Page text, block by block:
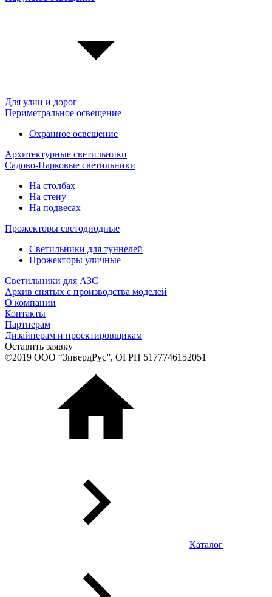
Для улиц и дорог
Периметральное освещение
Охранное освещение
Архитектурные светильники
Садово-Парковые светильники
На столбах
На стену
На подвесах
Прожекторы светодиодные
Светильники для туннелей
Прожекторы уличные
Светильники для АЗС
Архив снятых с производства моделей
О компании
Контакты
Партнерам
Дизайнерам и проектировщикам
Оставить заявку
©2019 ООО “ЗивердРус”, ОГРН 5177746152051
Каталог